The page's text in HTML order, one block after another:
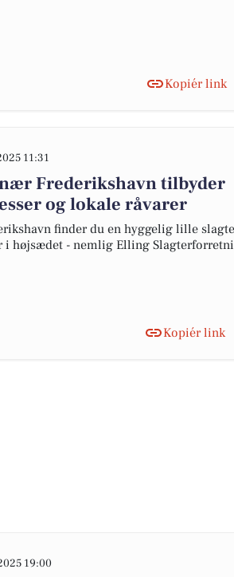
Kopiér link
11:31
Frederikshavn tilbyder
og lokale råvarer
finder du en hyggelig lille
højsædet - nemlig Elling
Kopiér link
19:00